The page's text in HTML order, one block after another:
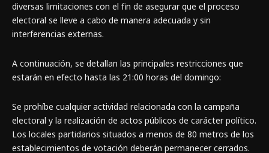
diversas limitaciones con el fin de asegurar que el proceso
electoral se lleve a cabo de manera adecuada y sin
interferencias externas.
A continuación, se detallan las principales restricciones que
estarán en efecto hasta las 21:00 horas del domingo:
Se prohíbe cualquier actividad relacionada con la campaña
electoral y la realización de actos públicos de carácter político.
Los locales partidarios situados a menos de 80 metros de los
establecimientos de votación deberán permanecer cerrados.